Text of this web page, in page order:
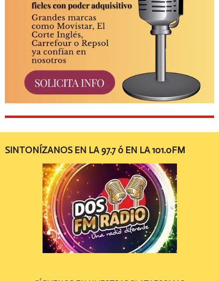
SINTONÍZANOS EN LA 97.7 ó EN LA 101.0FM